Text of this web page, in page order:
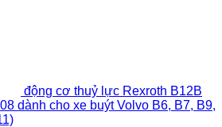
động cơ thuỷ lực Rexroth B12B
dành cho xe buýt Volvo B6, B7, B9,